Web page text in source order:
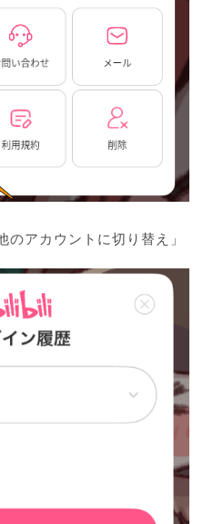
のアカウントに切り替え」